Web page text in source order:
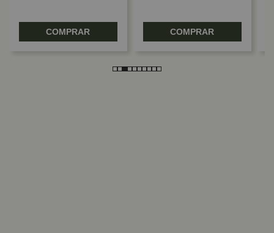
COMPRAR COMPRAR